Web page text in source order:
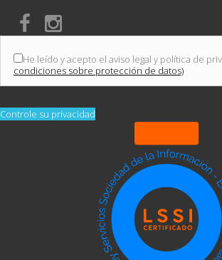
He leído y acepto el aviso legal y política de
condiciones sobre protección de datos)
Controle su privacidad